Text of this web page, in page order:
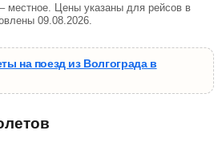
местное. Цены указаны для рейсов в
09.08.2026.
на поезд из Волгограда в